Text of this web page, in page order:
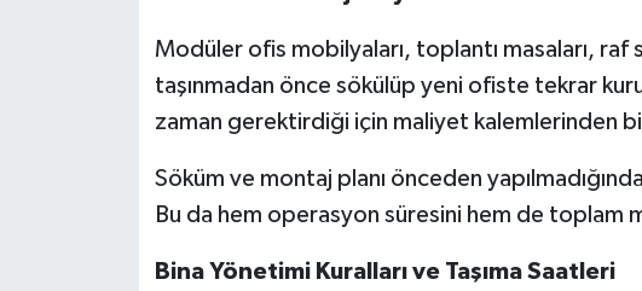
Modüler ofis mobilyaları, toplantı masaları, raf
taşınmadan önce sökülüp yeni ofiste tekrar
zaman gerektirdiği için maliyet kalemlerinden
Söküm ve montaj planı önceden
Bu da hem operasyon süresini hem de toplam
Bina Yönetimi Kuralları ve Taşıma Saatleri